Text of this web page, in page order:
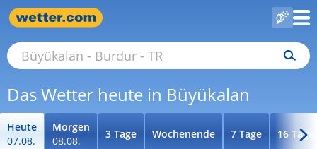
Das Wetter heute in Büyükalan
Heute
07.08.
Morgen
08.08.
3 Tage Wochenende 7 Tage 16 Tage